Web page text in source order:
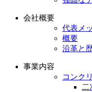
会社概要
代表メ
概要
沿革と
事業内容
コンク
二